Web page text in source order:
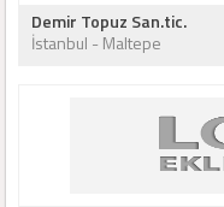
Demir Topuz San.tic.
İstanbul - Maltepe